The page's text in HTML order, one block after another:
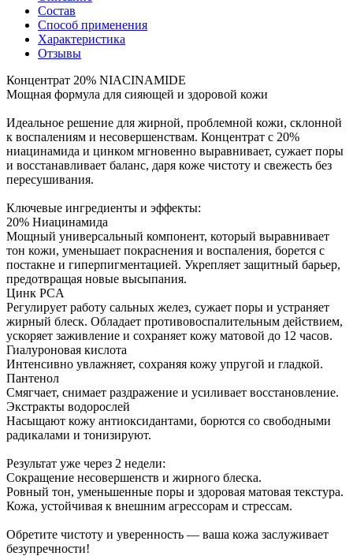
Состав
Способ применения
Характеристика
Отзывы
Концентрат 20% NIACINAMIDE
Мощная формула для сияющей и здоровой кожи
Идеальное решение для жирной, проблемной кожи, склонной
к воспалениям и несовершенствам. Концентрат с 20%
ниацинамида и цинком мгновенно выравнивает, сужает поры
и восстанавливает баланс, даря коже чистоту и свежесть без
пересушивания.
Ключевые ингредиенты и эффекты:
20% Ниацинамида
Мощный универсальный компонент, который выравнивает
тон кожи, уменьшает покраснения и воспаления, борется с
постакне и гиперпигментацией. Укрепляет защитный барьер,
предотвращая новые высыпания.
Цинк PCA
Регулирует работу сальных желез, сужает поры и устраняет
жирный блеск. Обладает противовоспалительным действием,
ускоряет заживление и сохраняет кожу матовой до 12 часов.
Гиалуроновая кислота
Интенсивно увлажняет, сохраняя кожу упругой и гладкой.
Пантенол
Смягчает, снимает раздражение и усиливает восстановление.
Экстракты водорослей
Насыщают кожу антиоксидантами, борются со свободными
радикалами и тонизируют.
Результат уже через 2 недели:
Сокращение несовершенств и жирного блеска.
Ровный тон, уменьшенные поры и здоровая матовая текстура.
Кожа, устойчивая к внешним агрессорам и стрессам.
Обретите чистоту и уверенность — ваша кожа заслуживает
безупречности!